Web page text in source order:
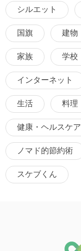
シルエット
国旗 建物
家族 学校
インターネット
生活 料理
健康・ヘルスケア
ノマド的節約術
スケブくん